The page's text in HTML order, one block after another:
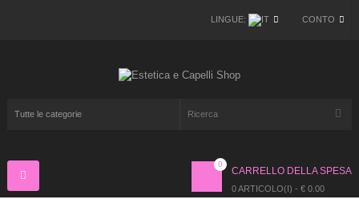
CONTO
LINGUE:
CARRELLO DELLA SPESA
0 ARTICOLO(I) - € 0.00
0
Navigazione
Toggle